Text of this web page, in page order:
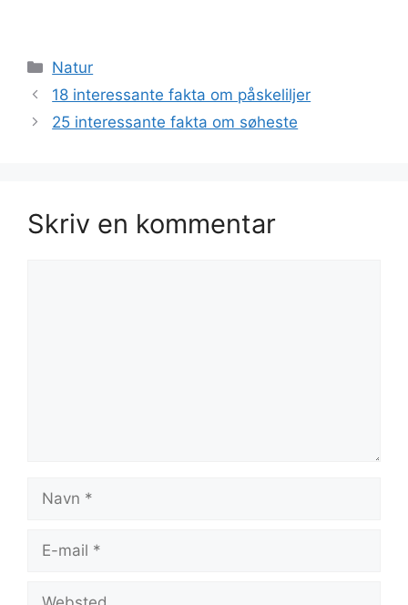
Kategorier
Natur
18 interessante fakta om påskeliljer
25 interessante fakta om søheste
Skriv en kommentar
mail